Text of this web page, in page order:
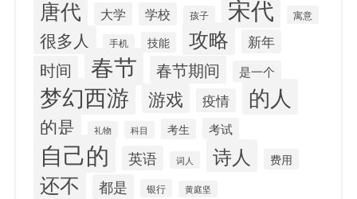
唐代 大学 学校 孩子 宋代 寓意
很多人 手机 技能 攻略 新年
时间 春节 春节期间 是一个
梦幻西游 游戏 疫情 的人
的是 礼物 科目 考生 考试
自己的 英语 词人 诗人 费用
还不 都是 银行 黄庭坚